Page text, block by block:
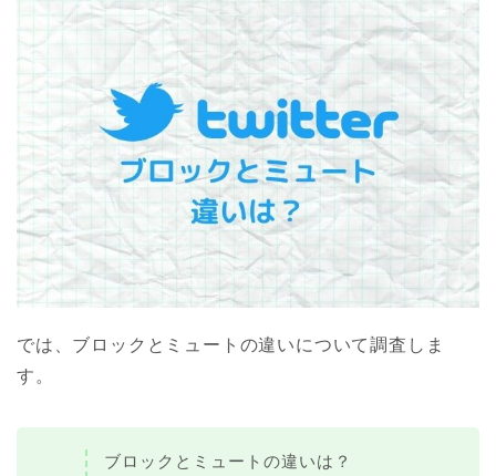
では、ブロックとミュートの違いについて調査しま
す。
ブロックとミュートの違いは？